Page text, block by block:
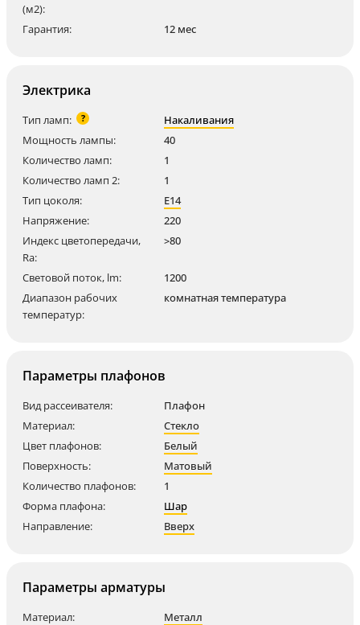
(м2):
Гарантия: 12 мес
Электрика
Тип ламп: ?
Накаливания
Мощность лампы:
40
Количество ламп:
1
Количество ламп 2:
1
Тип цоколя:
E14
Напряжение:
220
Индекс цветопередачи,
Ra:
>80
Световой поток, lm:
1200
Диапазон рабочих
температур:
комнатная температура
Параметры плафонов
Вид рассеивателя:
Плафон
Материал:
Стекло
Цвет плафонов:
Белый
Поверхность:
Матовый
Количество плафонов:
1
Форма плафона:
Шар
Направление:
Вверх
Параметры арматуры
Материал:
Металл